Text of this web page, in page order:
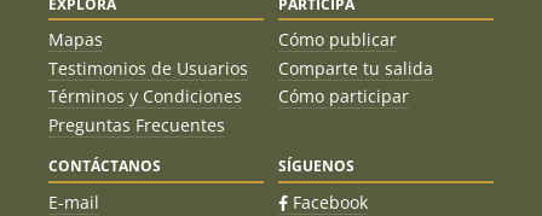
Mapas
Testimonios de Usuarios
Términos y Condiciones
Preguntas Frecuentes
Cómo publicar
Comparte tu salida
Cómo participar
CONTÁCTANOS
E-mail
SÍGUENOS
Facebook